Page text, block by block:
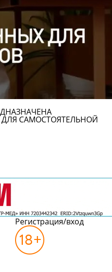
САМОСТОЯТЕЛЬНОЙ
Регистрация/вход